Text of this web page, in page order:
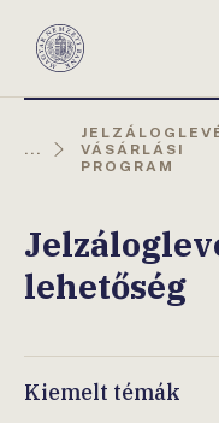
Magyar
...
VÁSÁRLÁSI
PROGRAM
lehetőség
Kiemelt témák